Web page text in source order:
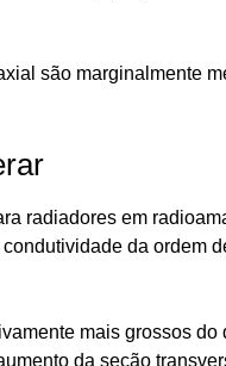
são marginalmente
radiadores em
da ordem
mais grossos
da seção